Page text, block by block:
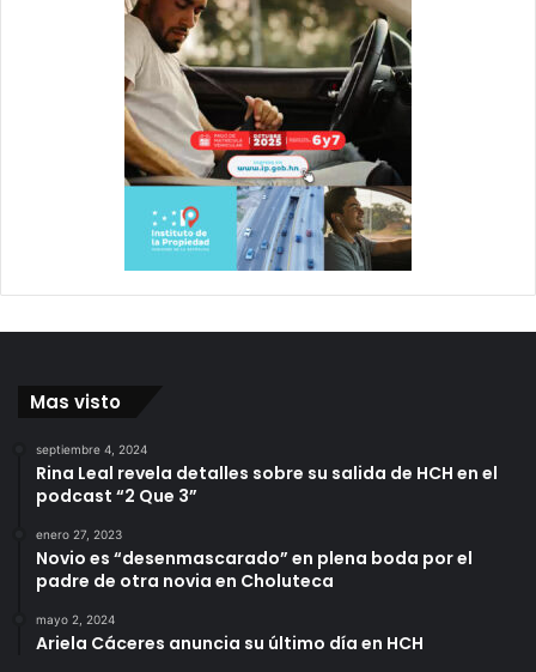
Mas visto
septiembre 4, 2024
Rina Leal revela detalles sobre su salida de HCH en el
podcast “2 Que 3”
enero 27, 2023
Novio es “desenmascarado” en plena boda por el
padre de otra novia en Choluteca
mayo 2, 2024
Ariela Cáceres anuncia su último día en HCH